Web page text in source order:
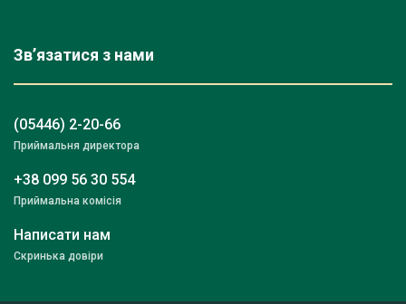
Зв’язатися з нами
(05446) 2-20-66
Приймальня директора
+38 099 56 30 554
Приймальна комісія
Написати нам
Скринька довіри